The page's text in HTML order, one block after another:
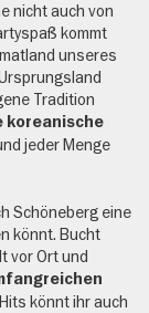
nicht auch von
kommt
unseres
Tradition
koreanische
jeder Menge
Schöneberg eine
könnt. Bucht
vor Ort und
könnt ihr auch